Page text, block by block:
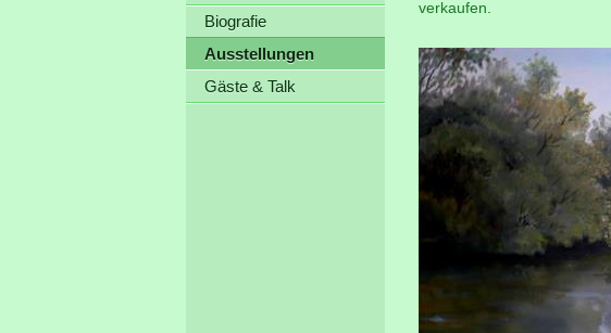
Biografie
Ausstellungen
Gäste & Talk
verkaufen.